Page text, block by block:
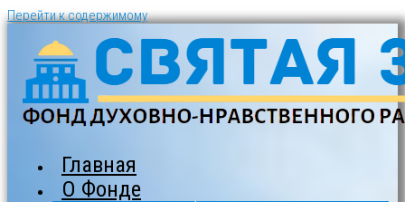
Перейти к содержимому
Главная
О Фонде